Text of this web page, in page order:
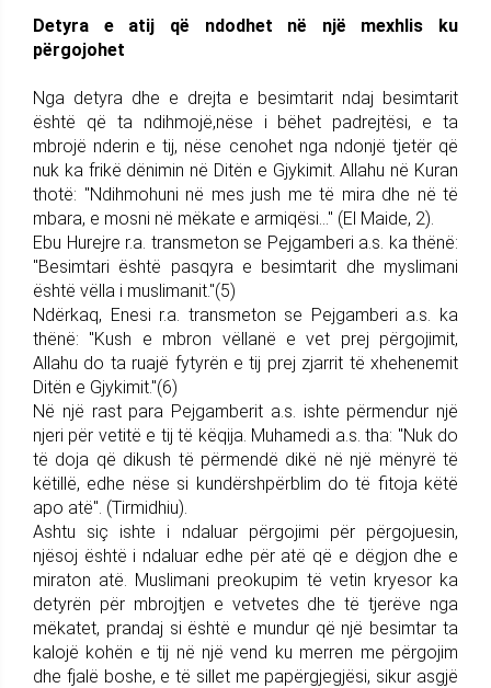
Detyra e atij që ndodhet në një mexhlis ku
përgojohet
Nga detyra dhe e drejta e besimtarit ndaj besimtarit
është që ta ndihmojë,nëse i bëhet padrejtësi, e ta
mbrojë nderin e tij, nëse cenohet nga ndonjë tjetër që
nuk ka frikë dënimin në Ditën e Gjykimit. Allahu në Kuran
thotë: "Ndihmohuni në mes jush me të mira dhe në të
mbara, e mosni në mëkate e armiqësi..." (El Maide, 2).
Ebu Hurejre r.a. transmeton se Pejgamberi a.s. ka thënë:
"Besimtari është pasqyra e besimtarit dhe myslimani
është vëlla i muslimanit."(5)
Ndërkaq, Enesi r.a. transmeton se Pejgamberi a.s. ka
thënë: "Kush e mbron vëllanë e vet prej përgojimit,
Allahu do ta ruajë fytyrën e tij prej zjarrit të xhehenemit
Ditën e Gjykimit."(6)
Në një rast para Pejgamberit a.s. ishte përmendur një
njeri për vetitë e tij të këqija. Muhamedi a.s. tha: "Nuk do
të doja që dikush të përmendë dikë në një mënyrë të
këtillë, edhe nëse si kundërshpërblim do të fitoja këtë
apo atë". (Tirmidhiu).
Ashtu siç ishte i ndaluar përgojimi për përgojuesin,
njësoj është i ndaluar edhe për atë që e dëgjon dhe e
miraton atë. Muslimani preokupim të vetin kryesor ka
detyrën për mbrojtjen e vetvetes dhe të tjerëve nga
mëkatet, prandaj si është e mundur që një besimtar ta
kalojë kohën e tij në një vend ku merren me përgojim
dhe fjalë boshe, e të sillet me papërgjegjësi, sikur asgjë